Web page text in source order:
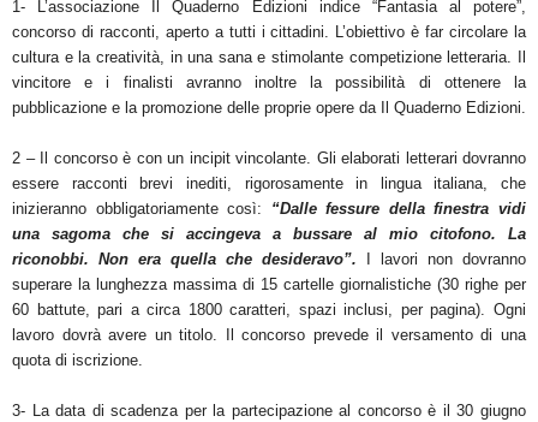
1- L’associazione Il Quaderno Edizioni indice “Fantasia al potere”,
concorso di racconti, aperto a tutti i cittadini. L’obiettivo è far circolare la
cultura e la creatività, in una sana e stimolante competizione letteraria. Il
vincitore e i finalisti avranno inoltre la possibilità di ottenere la
pubblicazione e la promozione delle proprie opere da Il Quaderno Edizioni.
2 – Il concorso è con un incipit vincolante. Gli elaborati letterari dovranno
essere racconti brevi inediti, rigorosamente in lingua italiana, che
inizieranno obbligatoriamente così: “Dalle fessure della finestra vidi
una sagoma che si accingeva a bussare al mio citofono. La
riconobbi. Non era quella che desideravo”. I lavori non dovranno
superare la lunghezza massima di 15 cartelle giornalistiche (30 righe per
60 battute, pari a circa 1800 caratteri, spazi inclusi, per pagina). Ogni
lavoro dovrà avere un titolo. Il concorso prevede il versamento di una
quota di iscrizione.
3- La data di scadenza per la partecipazione al concorso è il 30 giugno